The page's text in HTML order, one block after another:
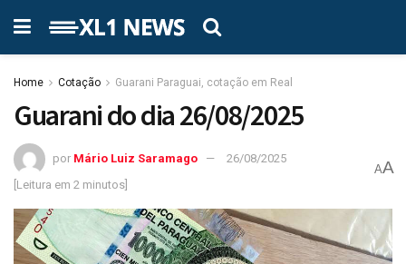
Home Cotação Guarani Paraguai, cotação em Real
Guarani do dia 26/08/2025
por Mário Luiz Saramago
26/08/2025
[Leitura em 2 minutos]
AA